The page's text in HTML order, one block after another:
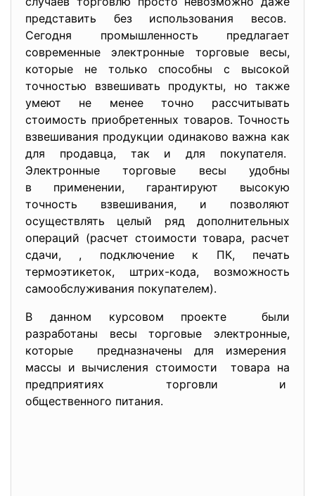
представить без использования весов.
Сегодня промышленность предлагает
современные электронные торговые весы,
которые не только способны с высокой
точностью взвешивать продукты, но также
умеют не менее точно рассчитывать
стоимость приобретенных товаров. Точность
взвешивания продукции одинаково важна как
для продавца, так и для покупателя.
Электронные торговые весы удобны
в применении, гарантируют высокую
точность взвешивания, и позволяют
осуществлять целый ряд дополнительных
операций (расчет стоимости товара, расчет
сдачи, , подключение к ПК, печать
термоэтикеток, штрих-кода, возможность
самообслуживания покупателем).
В данном курсовом проекте были
разработаны весы торговые электронные,
которые предназначены для измерения
массы и вычисления стоимости товара на
предприятиях торговли и
общественного питания.